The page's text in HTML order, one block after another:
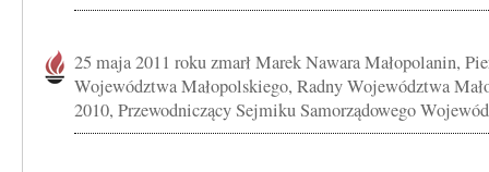
25 maja 2011 roku zmarł Marek Nawara Małopolanin,
Województwa Małopolskiego, Radny Województwa
2010, Przewodniczący Sejmiku Samorządowego